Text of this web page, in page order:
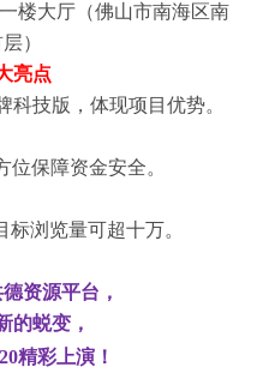
楼大厅（佛山市南海区南
）
亮点
技版，体现项目优势。
保障资金安全。
浏览量可超十万。
资源平台，
的蜕变，
精彩上演！